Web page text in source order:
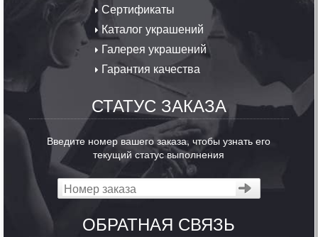
Сертификаты
Каталог украшений
Галерея украшений
Гарантия качества
СТАТУС ЗАКАЗА
Введите номер вашего заказа, чтобы узнать его
текущий статус выполнения
ОБРАТНАЯ СВЯЗЬ